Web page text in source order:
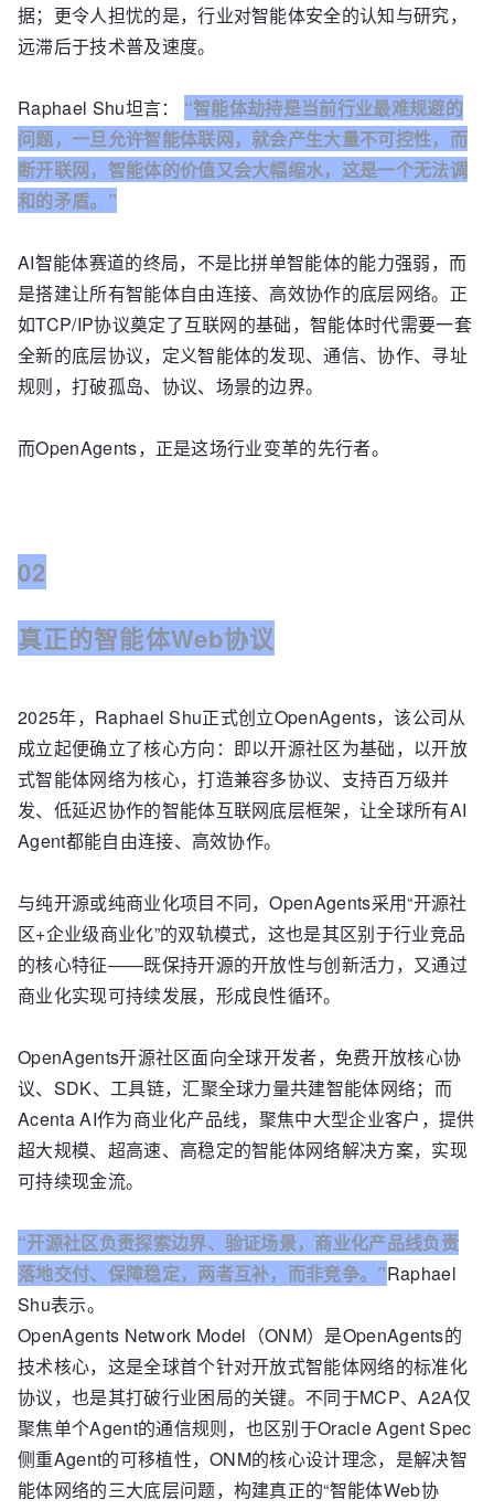
据；更令人担忧的是，行业对智能体安全的认知与研究，
远滞后于技术普及速度。
Raphael Shu坦言： “智能体劫持是当前行业最难规避的
问题，一旦允许智能体联网，就会产生大量不可控性，而
断开联网，智能体的价值又会大幅缩水，这是一个无法调
和的矛盾。”
AI智能体赛道的终局，不是比拼单智能体的能力强弱，而
是搭建让所有智能体自由连接、高效协作的底层网络。正
如TCP/IP协议奠定了互联网的基础，智能体时代需要一套
全新的底层协议，定义智能体的发现、通信、协作、寻址
规则，打破孤岛、协议、场景的边界。
而OpenAgents，正是这场行业变革的先行者。
02
真正的智能体Web协议
2025年，Raphael Shu正式创立OpenAgents，该公司从
成立起便确立了核心方向：即以开源社区为基础，以开放
式智能体网络为核心，打造兼容多协议、支持百万级并
发、低延迟协作的智能体互联网底层框架，让全球所有AI
Agent都能自由连接、高效协作。
与纯开源或纯商业化项目不同，OpenAgents采用“开源社
区+企业级商业化”的双轨模式，这也是其区别于行业竞品
的核心特征——既保持开源的开放性与创新活力，又通过
商业化实现可持续发展，形成良性循环。
OpenAgents开源社区面向全球开发者，免费开放核心协
议、SDK、工具链，汇聚全球力量共建智能体网络；而
Acenta AI作为商业化产品线，聚焦中大型企业客户，提供
超大规模、超高速、高稳定的智能体网络解决方案，实现
可持续现金流。
“开源社区负责探索边界、验证场景，商业化产品线负责
落地交付、保障稳定，两者互补，而非竞争。”Raphael
Shu表示。
OpenAgents Network Model（ONM）是OpenAgents的
技术核心，这是全球首个针对开放式智能体网络的标准化
协议，也是其打破行业困局的关键。不同于MCP、A2A仅
聚焦单个Agent的通信规则，也区别于Oracle Agent Spec
侧重Agent的可移植性，ONM的核心设计理念，是解决智
能体网络的三大底层问题，构建真正的“智能体Web协